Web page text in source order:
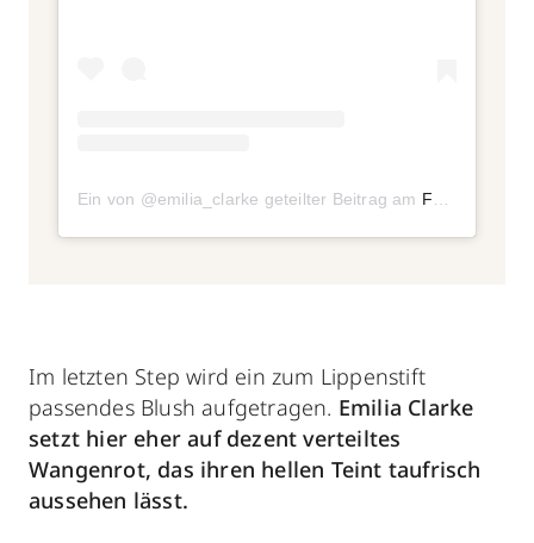
Ein von @emilia_clarke geteilter Beitrag am Feb 25, 2019 um 4:42 PST
Im letzten Step wird ein zum Lippenstift
passendes Blush aufgetragen. Emilia Clarke
setzt hier eher auf dezent verteiltes
Wangenrot, das ihren hellen Teint taufrisch
aussehen lässt.